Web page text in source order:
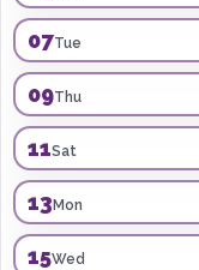
07Tue
09Thu
11Sat
13Mon
15Wed